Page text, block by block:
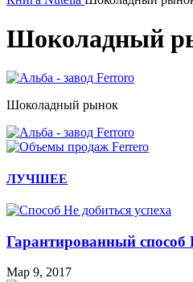
Шоколадный
Шоколадный рынок
ЛУЧШЕЕ
Гарантированный способ
Мар 9, 2017